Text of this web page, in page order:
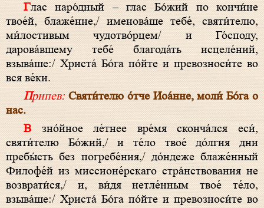
Глас наро́дный – глас Бо́жий по кончи́не
твое́й, блаже́нне,/ именова́ше тебе́, святи́телю,
ми́лостивым чудотво́рцем/ и Го́споду,
дарова́вшему тебе́ благода́ть исцеле́ний,
взыва́ше:/ Христа́ Бо́га по́йте и превозноси́те во
вся ве́ки.
Припев: Святи́телю о́тче Иоа́нне, моли́ Бо́га о
нас.
В зно́йное ле́тнее вре́мя сконча́лся еси́,
святи́телю Бо́жий,/ и те́ло твое́ до́лгия дни
пребы́сть без погребе́ния,/ до́ндеже блаже́нный
Филофе́й из миссионе́рскаго стра́нствования не
возврати́ся,/ и, ви́дя нетле́нным твое́ те́ло,
взыва́ше:/ Христа́ Бо́га по́йте и превозноси́те во